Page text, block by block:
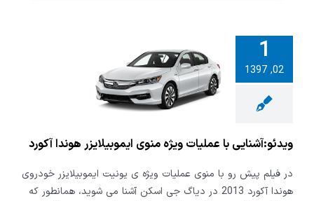
1
02, 1397 با
ویژه منوی
هوندا
ویدئو:آشنایی با عملیات ویژه منوی ایموبیلایزر هوندا آکورد
در فیلم پیش رو با منوی عملیات ویژه ی یونیت ایموبیلایزر خودروی
هوندا آکورد 2013 در دیاگ جی اسکن آشنا می شوید، همانطور که